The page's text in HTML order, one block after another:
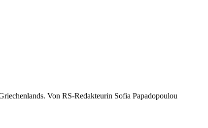
Von RS-Redakteurin Sofia Papadopoulou